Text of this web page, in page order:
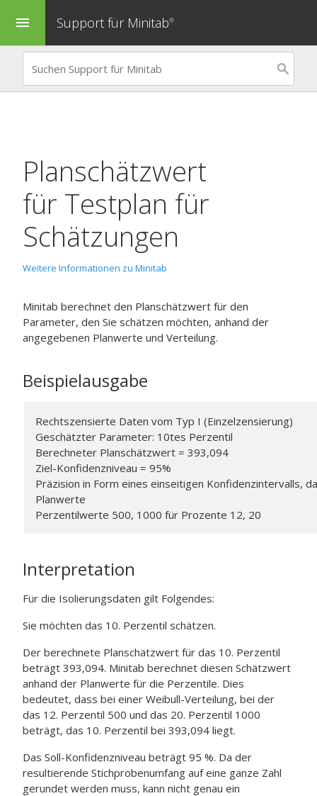
menu Support für Minitab®
Planschätzwert
für Testplan für
Schätzungen
Weitere Informationen zu Minitab
Minitab berechnet den Planschätzwert für den
Parameter, den Sie schätzen möchten, anhand der
angegebenen Planwerte und Verteilung.
Beispielausgabe
Rechtszensierte Daten vom Typ I (Einzelzensierung)
Geschätzter Parameter: 10tes Perzentil
Berechneter Planschätzwert = 393,094
Ziel-Konfidenzniveau = 95%
Präzision in Form eines einseitigen Konfidenzintervalls,
Planwerte
Perzentilwerte 500, 1000 für Prozente 12, 20
Interpretation
Für die Isolierungsdaten gilt Folgendes:
Sie möchten das 10. Perzentil schätzen.
Der berechnete Planschätzwert für das 10. Perzentil
beträgt 393,094. Minitab berechnet diesen Schätzwert
anhand der Planwerte für die Perzentile. Dies
bedeutet, dass bei einer Weibull-Verteilung, bei der
das 12. Perzentil 500 und das 20. Perzentil 1000
beträgt, das 10. Perzentil bei 393,094 liegt.
Das Soll-Konfidenzniveau beträgt 95 %. Da der
resultierende Stichprobenumfang auf eine ganze Zahl
gerundet werden muss, kann nicht genau ein